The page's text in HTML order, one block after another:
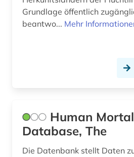
iranistik (1)
islam (1)
israel (1)
john henry (1)
journalismus (1)
Grundlage öffentlich
beantwo... Mehr
Human
Database, The
Die Datenbank stellt Daten